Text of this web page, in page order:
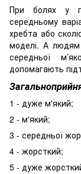
При болях у
середньому
хребта або
моделі. А людям
середньої
допомагають
1 - дуже м'який;
2 - м'який;
3 - середньої
4 - жорсткий;
5 - дуже